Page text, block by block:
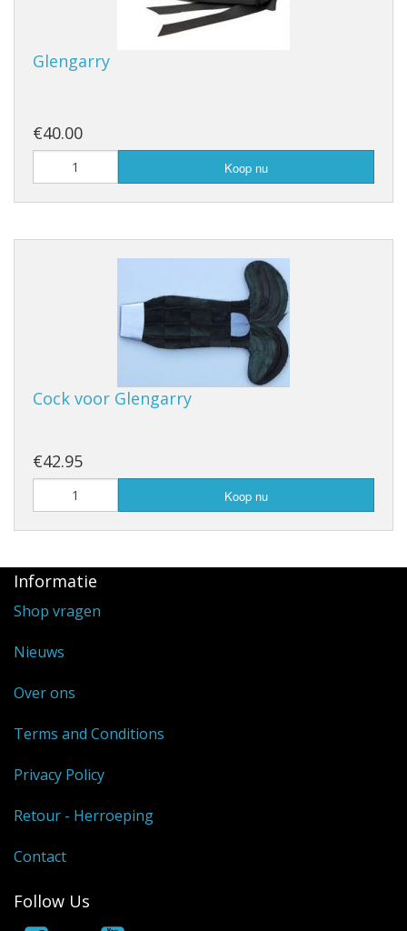
Glengarry
€40.00
Koop nu
Cock voor Glengarry
€42.95
Koop nu
Informatie
Shop vragen
Nieuws
Over ons
Terms and Conditions
Privacy Policy
Retour - Herroeping
Contact
Follow Us